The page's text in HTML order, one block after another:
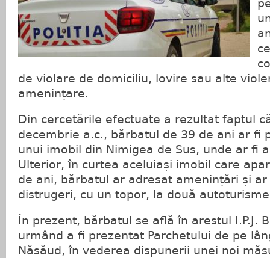
de violare de domiciliu, lovire sau alte
amenințare.
Din cercetările efectuate a rezultat faptul
decembrie a.c., bărbatul de 39 de ani ar fi
unui imobil din Nimigea de Sus, unde ar fi
Ulterior, în curtea aceluiași imobil care
de ani, bărbatul ar adresat amenințări și
distrugeri, cu un topor, la două
În prezent, bărbatul se află în arestul I.P.J.
urmând a fi prezentat Parchetului de pe
Năsăud, în vederea dispunerii unei noi